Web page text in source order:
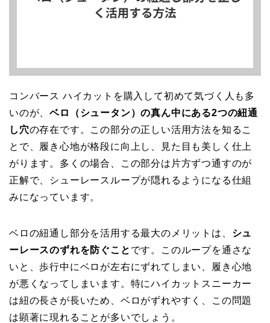
コンバース ハイカットを購入して初めて気づく人も多
いのが、ベロ（シュータン）の真ん中にある2つの紐通
し穴の存在です。この部分の正しい活用方法を知るこ
とで、履き心地が格段に向上し、見た目も美しく仕上
がります。多くの場合、この部分は片方ずつ通すのが
正解で、シューレースループが隠れるようになる仕組
みになっています。
ベロの紐通し部分を活用する最大のメリットは、 シュ
ーレースのずれを防ぐこと です。このループを通さな
いと、歩行中にベロが左右にずれてしまい、履き心地
が悪くなってしまいます。特にハイカットスニーカー
は紐の長さが長いため、ベロがずれやすく、この問題
は顕著に現れることが多いでしょう。